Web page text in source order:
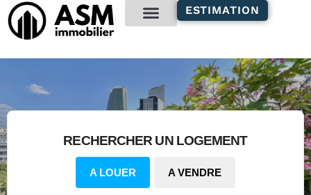
principal
ESTIMATION
RECHERCHER UN LOGEMENT
A LOUER A VENDRE